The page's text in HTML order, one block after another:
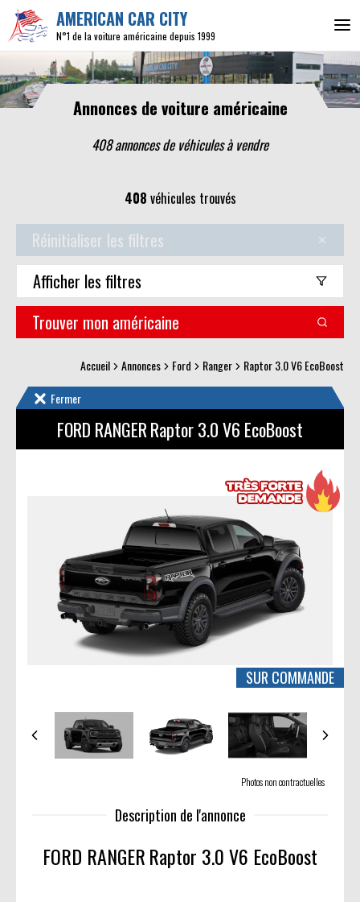
AMERICAN CAR CITY
N°1 de la voiture américaine depuis 1999
Annonces de voiture américaine
408 annonces de véhiculesà vendre
408 véhicules trouvés
Réinitialiser les filtres
Afficher les filtres
Trouver mon américaine
Accueil Annonces Ford Ranger
Raptor 3.0 V6 EcoBoost
Fermer
FORD RANGERRaptor 3.0 V6 EcoBoost
SUR COMMANDE
Photos non contractuelles
Description de l'annonce
FORD RANGERRaptor 3.0 V6 EcoBoost